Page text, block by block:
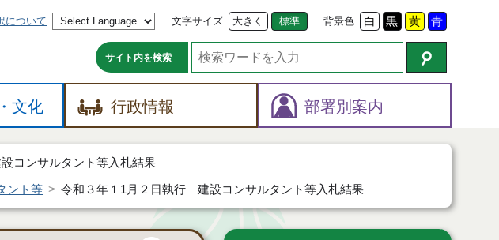
について 文字サイズ 大きく 標準 背景色 白 黒 黄 青
サイト内を検索
文化 行政情報 部署別案内
コンサルタント等入札結果
ント等 令和３年１1月２日執行 建設コンサルタント等入札結果